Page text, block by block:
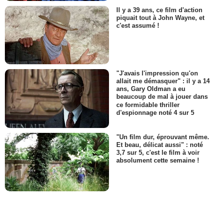
Il y a 39 ans, ce film d'action
piquait tout à John Wayne, et
c'est assumé !
"J'avais l'impression qu'on
allait me démasquer" : il y a 14
ans, Gary Oldman a eu
beaucoup de mal à jouer dans
ce formidable thriller
d'espionnage noté 4 sur 5
"Un film dur, éprouvant même.
Et beau, délicat aussi" : noté
3,7 sur 5, c'est le film à voir
absolument cette semaine !